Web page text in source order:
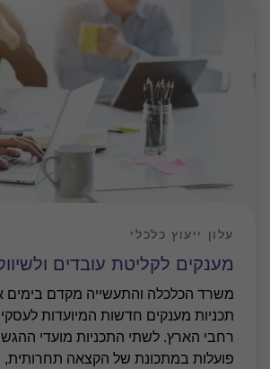
מענקים לקליטת עובדים
עלון ייעוץ כלכלי
משרד הכלכלה והתעשייה מקדם
תכניות מענקים חדשות המיועדות
רחבי הארץ. לשתי התכניות מועדי
פועלות במתכונת של הקצאה